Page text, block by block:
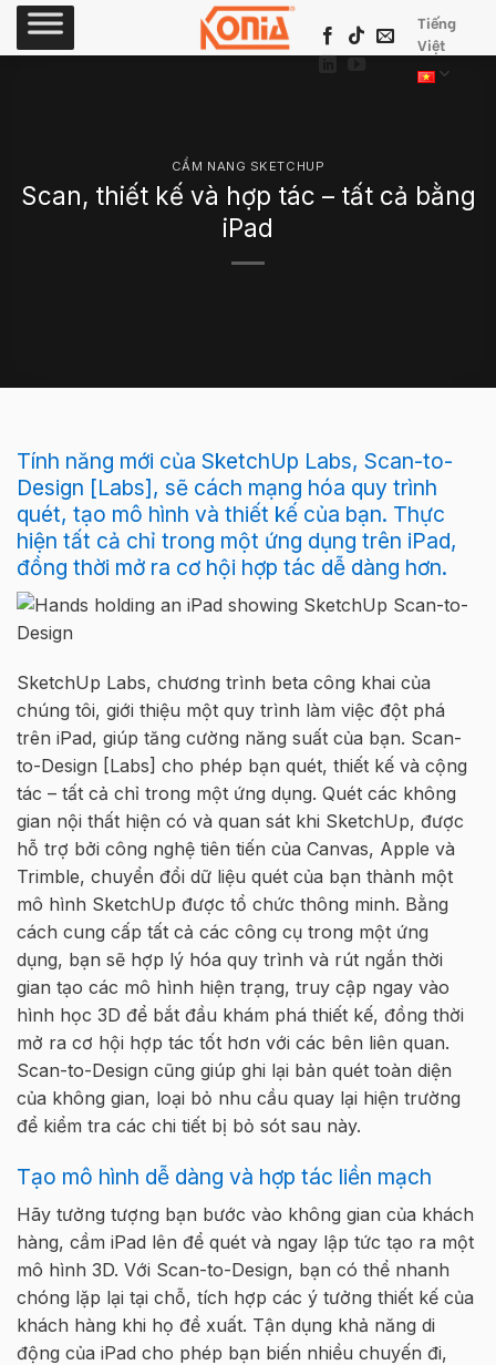
Skip
Tiếng
Việt
CẨM NANG SKETCHUP
Scan, thiết kế và hợp tác – tất cả bằng
iPad
Tính năng mới của SketchUp Labs, Scan-to-
Design [Labs], sẽ cách mạng hóa quy trình
quét, tạo mô hình và thiết kế của bạn. Thực
hiện tất cả chỉ trong một ứng dụng trên iPad,
đồng thời mở ra cơ hội hợp tác dễ dàng hơn.
SketchUp Labs, chương trình beta công khai của
chúng tôi, giới thiệu một quy trình làm việc đột phá
trên iPad, giúp tăng cường năng suất của bạn. Scan-
to-Design [Labs] cho phép bạn quét, thiết kế và cộng
tác – tất cả chỉ trong một ứng dụng. Quét các không
gian nội thất hiện có và quan sát khi SketchUp, được
hỗ trợ bởi công nghệ tiên tiến của Canvas, Apple và
Trimble, chuyển đổi dữ liệu quét của bạn thành một
mô hình SketchUp được tổ chức thông minh. Bằng
cách cung cấp tất cả các công cụ trong một ứng
dụng, bạn sẽ hợp lý hóa quy trình và rút ngắn thời
gian tạo các mô hình hiện trạng, truy cập ngay vào
hình học 3D để bắt đầu khám phá thiết kế, đồng thời
mở ra cơ hội hợp tác tốt hơn với các bên liên quan.
Scan-to-Design cũng giúp ghi lại bản quét toàn diện
của không gian, loại bỏ nhu cầu quay lại hiện trường
để kiểm tra các chi tiết bị bỏ sót sau này.
Tạo mô hình dễ dàng và hợp tác liền mạch
Hãy tưởng tượng bạn bước vào không gian của khách
hàng, cầm iPad lên để quét và ngay lập tức tạo ra một
mô hình 3D. Với Scan-to-Design, bạn có thể nhanh
chóng lặp lại tại chỗ, tích hợp các ý tưởng thiết kế của
khách hàng khi họ đề xuất. Tận dụng khả năng di
động của iPad cho phép bạn biến nhiều chuyến đi,